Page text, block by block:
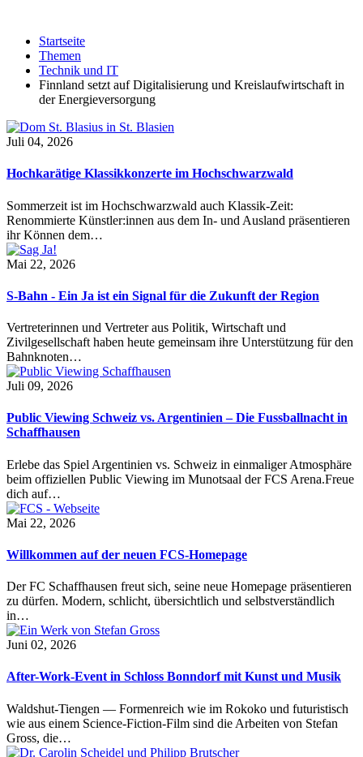
Startseite
Themen
Technik und IT
Finnland setzt auf Digitalisierung und Kreislaufwirtschaft in
der Energieversorgung
Juli 04, 2026
Hochkarätige Klassikkonzerte im Hochschwarzwald
Sommerzeit ist im Hochschwarzwald auch Klassik-Zeit:
Renommierte Künstler:innen aus dem In- und Ausland präsentieren
ihr Können dem…
Mai 22, 2026
S-Bahn - Ein Ja ist ein Signal für die Zukunft der Region
Vertreterinnen und Vertreter aus Politik, Wirtschaft und
Zivilgesellschaft haben heute gemeinsam ihre Unterstützung für den
Bahnknoten…
Juli 09, 2026
Public Viewing Schweiz vs. Argentinien – Die Fussballnacht in
Schaffhausen
Erlebe das Spiel Argentinien vs. Schweiz in einmaliger Atmosphäre
beim offiziellen Public Viewing im Munotsaal der FCS Arena.Freue
dich auf…
Mai 22, 2026
Willkommen auf der neuen FCS-Homepage
Der FC Schaffhausen freut sich, seine neue Homepage präsentieren
zu dürfen. Modern, schlicht, übersichtlich und selbstverständlich
in…
Juni 02, 2026
After-Work-Event in Schloss Bonndorf mit Kunst und Musik
Waldshut-Tiengen — Formenreich wie im Rokoko und futuristisch
wie aus einem Science-Fiction-Film sind die Arbeiten von Stefan
Gross, die…